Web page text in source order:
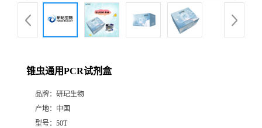
锥虫通用PCR试剂盒
品牌： 研玘生物
产地： 中国
型号： 50T